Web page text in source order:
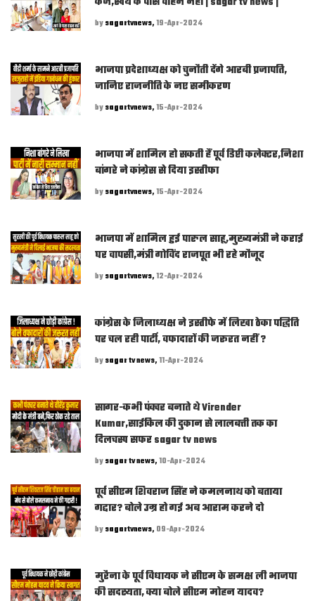
bysagartvnews,19-Apr-2024
भाजपा प्रदेशाध्यक्ष को चुनौती देंगे आरबी प्रजापति,
जानिए राजनीति के नए समीकरण
bysagartvnews,15-Apr-2024
भाजपा में शामिल हो सकती हैं पूर्व डिप्टी कलेक्टर,निशा
बांगरे ने कांग्रेस से दिया इस्तीफा
bysagartvnews,15-Apr-2024
भाजपा में शामिल हुई पारुल साहू,मुख्यमंत्री ने कराई
घर वापसी,मंत्री गोविंद राजपूत भी रहे मौजूद
bysagartvnews,12-Apr-2024
कांग्रेस के जिलाध्यक्ष ने इस्तीफे में लिखा ठेका पद्धिति
पर चल रही पार्टी, वफादारों की जरूरत नहीं ?
bysagar tv news,11-Apr-2024
सागर-कभी पंक्चर बनाते थे Virender
Kumar,साईकिल की दुकान से लालबत्ती तक का
दिलचस्प सफर sagar tv news
bysagar tv news,10-Apr-2024
पूर्व सीएम शिवराज सिंह ने कमलनाथ को बताया
गद्दार? बोले उम्र हो गई अब आराम करने दो
bysagartvnews, 09-Apr-2024
मुरैना के पूर्व विधायक ने सीएम के समक्ष ली भाजपा
की सदस्यता, क्या बोले सीएम मोहन यादव?